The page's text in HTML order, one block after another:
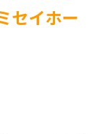
セイホー